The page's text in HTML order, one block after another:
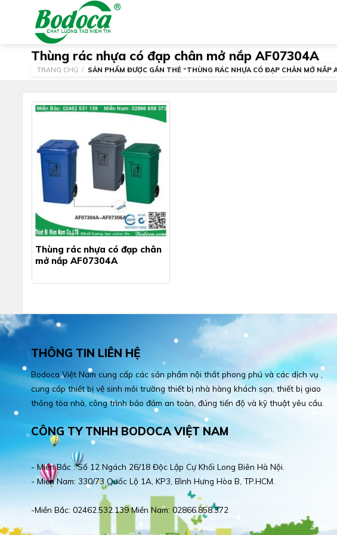
Thùng rác nhựa có đạp chân mở nắp AF07304A
TRANG CHỦ / SẢN PHẨM ĐƯỢC GẮN THẺ “THÙNG RÁC NHỰA CÓ ĐẠP CHÂN MỞ NẮP
Thùng rác nhựa có đạp chân
mở nắp AF07304A
THÔNG TIN LIÊN HỆ
Bodoca Việt Nam cung cấp các sản phẩm nội thất phong phú và các dịch vụ ,
cung cấp thiết bị vệ sinh môi trường thiết bị nhà hàng khách sạn, thiết bị giao
thông tòa nhà, công trình bảo đảm an toàn, đúng tiến độ và kỹ thuật yêu cầu.
CÔNG TY TNHH BODOCA VIỆT NAM
- Miền Bắc : Số 12 Ngách 26/18 Độc Lập Cự Khối Long Biên Hà Nội.
- Miền Nam: 330/73 Quốc Lộ 1A, KP3, Bình Hưng Hòa B, TP.HCM.
-Miền Bắc: 02462.532.139 Miền Nam: 02866.858.372